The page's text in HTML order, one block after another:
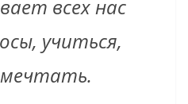
всех нас
учиться,
мечтать.